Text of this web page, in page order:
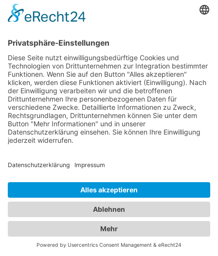
Das ist nah!
Branchenbuch
Unternehmen hinzufügen
Anzeigenschaltung
Rechtliches
Impressum
Datenschutz